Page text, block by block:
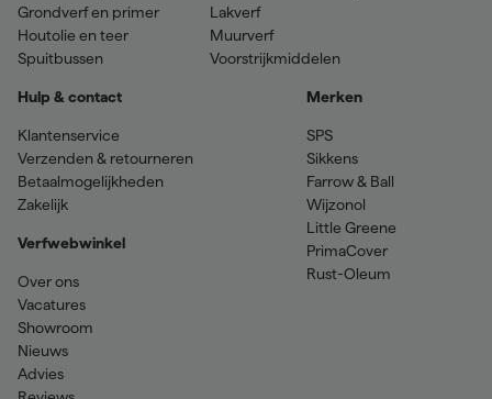
Grondverf en primer
Houtolie en teer
Spuitbussen
Lakverf
Muurverf
Voorstrijkmiddelen
Hulp & contact
Klantenservice
Verzenden & retourneren
Betaalmogelijkheden
Zakelijk
Verfwebwinkel
Over ons
Vacatures
Showroom
Nieuws
Advies
Merken
SPS
Sikkens
Farrow & Ball
Wijzonol
Little Greene
PrimaCover
Rust-Oleum